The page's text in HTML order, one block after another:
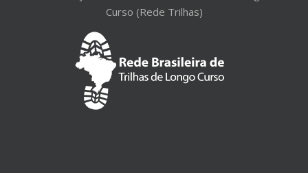
Curso (Rede Trilhas)